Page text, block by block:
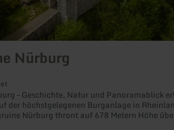
Nürburg
– Geschichte, Natur und Panoramablick
der höchstgelegenen Burganlage in
Nürburg thront auf 678 Metern Höhe